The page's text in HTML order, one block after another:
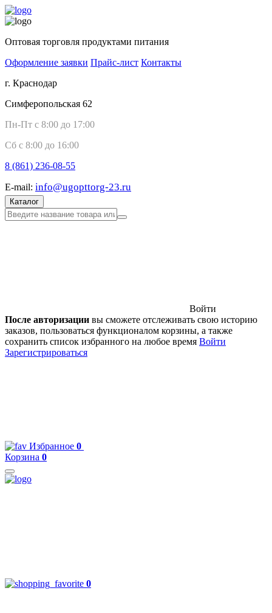
Оптовая торговля продуктами питания
Оформление заявки Прайс-лист Контакты
г. Краснодар
Симферопольская 62
Пн-Пт с 8:00 до 17:00
Сб с 8:00 до 16:00
8 (861) 236-08-55
E-mail: info@ugopttorg-23.ru
Каталог
Войти
После авторизации вы сможете отслеживать свою историю
заказов, пользоваться функционалом корзины, а также
сохранить список избранного на любое время Войти
Зарегистрироваться
Избранное 0
Корзина 0
0